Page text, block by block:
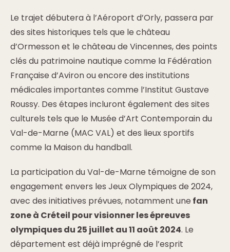
Le trajet débutera à l’Aéroport d’Orly, passera par
des sites historiques tels que le château
d’Ormesson et le château de Vincennes, des points
clés du patrimoine nautique comme la Fédération
Française d’Aviron ou encore des institutions
médicales importantes comme l’Institut Gustave
Roussy. Des étapes incluront également des sites
culturels tels que le Musée d’Art Contemporain du
Val-de-Marne (MAC VAL) et des lieux sportifs
comme la Maison du handball.
La participation du Val-de-Marne témoigne de son
engagement envers les Jeux Olympiques de 2024,
avec des initiatives prévues, notamment une fan
zone à Créteil pour visionner les épreuves
olympiques du 25 juillet au 11 août 2024. Le
département est déjà imprégné de l’esprit